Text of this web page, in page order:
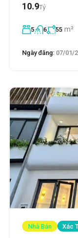
10.9Tỷ
5 6 55 m²
Ngày đăng: 07/01/
Nhà Bán Xác